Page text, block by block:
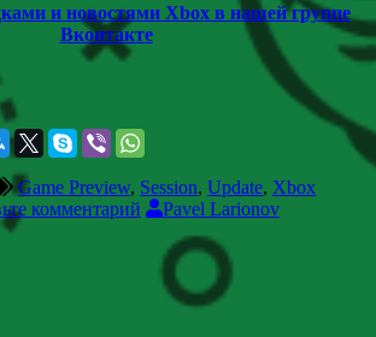
и новостями Xbox в нашей группе
Вконтакте
Game Preview, Session, Update, Xbox
комментарий
Pavel Larionov